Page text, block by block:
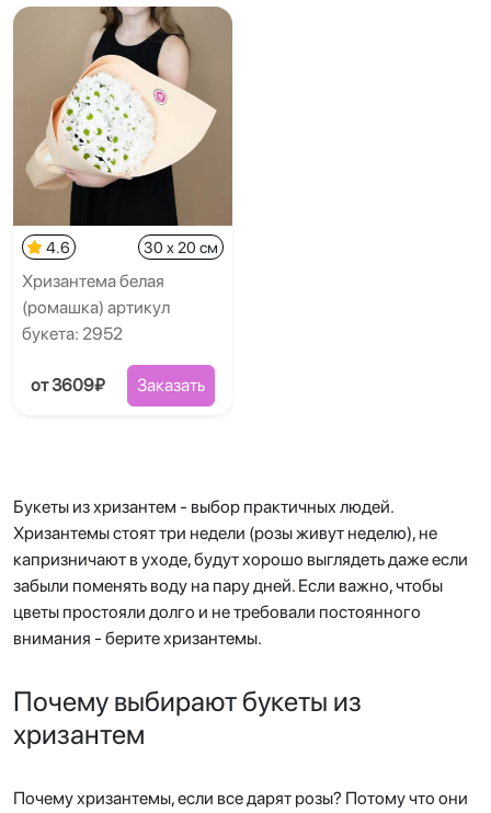
4.6 30 x 20 см
Хризантема белая
(ромашка) артикул
букета: 2952
от 3609₽ Заказать
Букеты из хризантем - выбор практичных людей.
Хризантемы стоят три недели (розы живут неделю), не
капризничают в уходе, будут хорошо выглядеть даже если
забыли поменять воду на пару дней. Если важно, чтобы
цветы простояли долго и не требовали постоянного
внимания - берите хризантемы.
Почему выбирают букеты из
хризантем
Почему хризантемы, если все дарят розы? Потому что они